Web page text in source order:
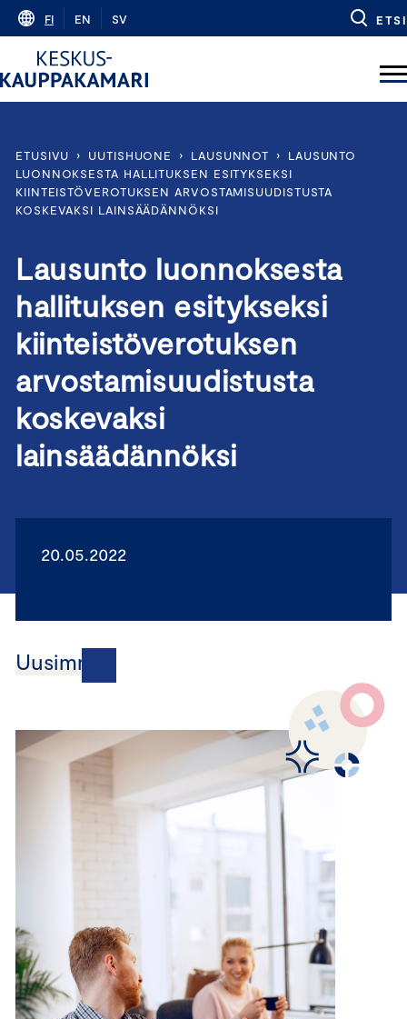
Skip
content
FI EN SV ETSI
ETUSIVU › UUTISHUONE › LAUSUNNOT ›
LAUSUNTO
LUONNOKSESTA HALLITUKSEN ESITYKSEKSI
KIINTEISTÖVEROTUKSEN ARVOSTAMISUUDISTUSTA
KOSKEVAKSI LAINSÄÄDÄNNÖKSI
Lausunto luonnoksesta
hallituksen esitykseksi
kiinteistöverotuksen
arvostamisuudistusta
koskevaksi
lainsäädännöksi
20.05.2022
Uusimmat